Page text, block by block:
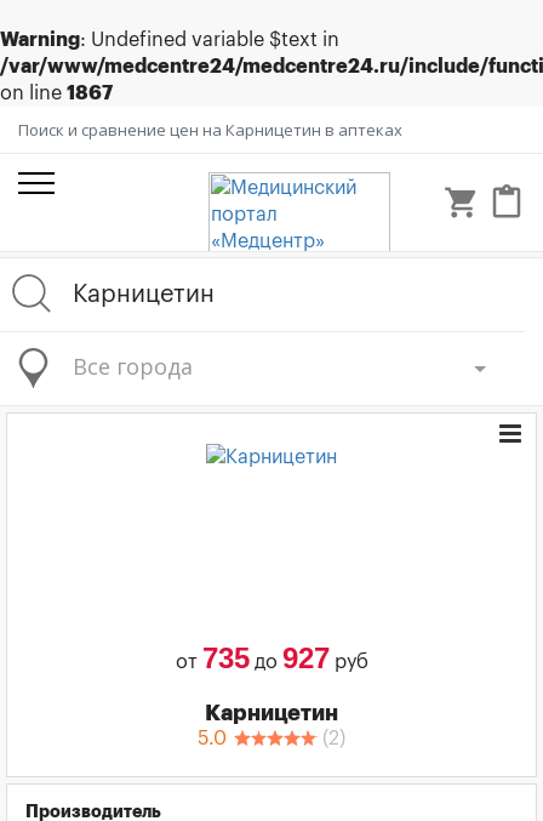
Warning: Undefined variable $text in
/var/www/medcentre24/medcentre24.ru/include/
on line 1867
Поиск и сравнение цен на Карницетин в аптеках
shopping_cart content_paste
Все города
от 735до 927 руб
Карницетин
5.0 (2)
Производитель